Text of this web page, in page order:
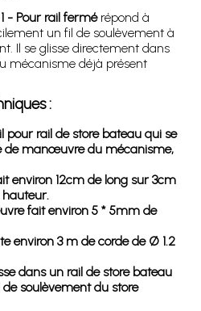
- Pour rail fermérépond à
un fil de soulèvement à
Il se glisse directement dans
mécanisme déjà présent
:
pour rail de store bateau qui se
de manœuvre du mécanisme,
environ 12cm de long sur 3cm
fait environ 5 * 5mm de
environ 3 m de corde de Ø 1.2
dans un rail de store bateau
soulèvement du store